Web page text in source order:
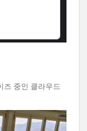
즈 중인 클라우드